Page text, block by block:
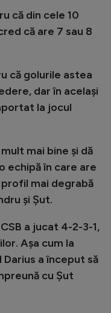
că din cele 10
că are 7 sau 8
că golurile astea
dar în același
la jocul
mai bine și dă
echipă în care are
mai degrabă
și Șut.
a jucat 4-2-3-1,
Așa cum la
a început să
cu Șut